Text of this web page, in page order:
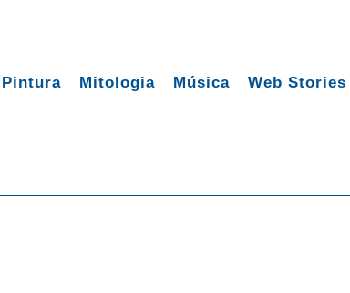
Pintura Mitologia Música Web Stories